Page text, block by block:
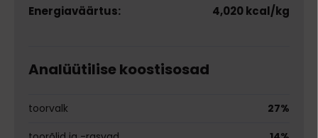
Energiaväärtus: 4,020 kcal/kg
Analüütilise koostisosad
toorvalk
27%